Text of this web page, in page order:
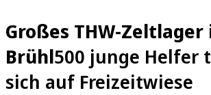
Großes THW-Zeltlager
Brühl500 junge Helfer
sich auf Freizeitwiese